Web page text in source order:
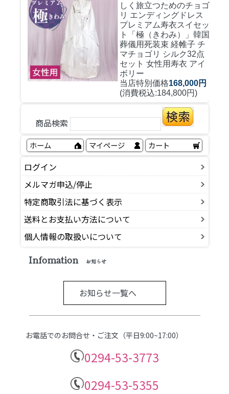
しく旅立つためのチョゴ
リ エンディングドレス
プレミアム寿衣スイセッ
ト「極（きわみ）」韓国
葬儀用死装束 経帷子 チ
マチョゴリ シルク32点
セット 女性用寿衣 アイ
ボリー
当店特別価格168,000円
(消費税込:184,800円)
商品検索
ホーム マイページ カート
ログイン
メルマガ申込/停止
特定商取引法に基づく表示
送料とお支払い方法について
個人情報の取扱いについて
Infomation お知らせ
お知らせ一覧へ
お電話でのお問合せ・ご注文（平日9:00~17:00）
0294-53-3773
0294-53-5355